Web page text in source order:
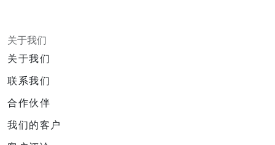
关于我们
关于我们
联系我们
合作伙伴
我们的客户